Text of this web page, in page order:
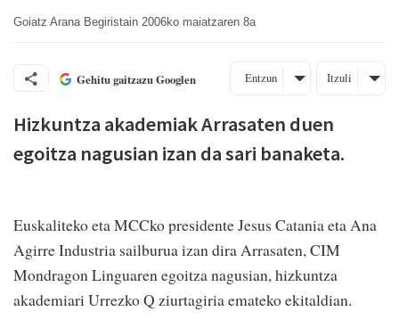
Goiatz Arana Begiristain 2006ko maiatzaren 8a
Gehitu gaitzazu Googlen Entzun Itzuli
Hizkuntza akademiak Arrasaten duen
egoitza nagusian izan da sari banaketa.
Euskaliteko eta MCCko presidente Jesus Catania eta Ana
Agirre Industria sailburua izan dira Arrasaten, CIM
Mondragon Linguaren egoitza nagusian, hizkuntza
akademiari Urrezko Q ziurtagiria emateko ekitaldian.